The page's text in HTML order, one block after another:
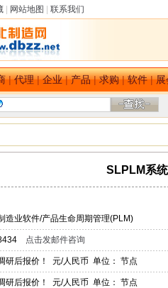
网站地图 联系我们
|代理|企业|产品|求购|软件|展
SLPLM系
造业软件/产品生命周期管理(PLM)
点击发邮件咨询
研后报价！ 元/人民币 单位： 节点
研后报价！ 元/人民币 单位： 节点